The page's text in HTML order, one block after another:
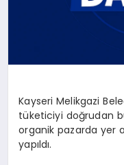
Kayseri Melikgazi
tüketiciyi doğrudan
organik pazarda yer
yapıldı.